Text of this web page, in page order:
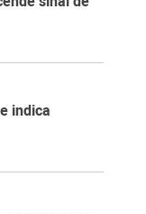
indica